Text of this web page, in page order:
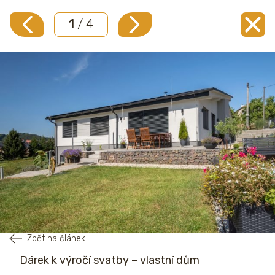
1 / 4
Zpět na článek
Dárek k výročí svatby – vlastní dům